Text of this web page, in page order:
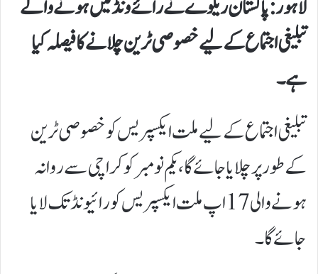
لاہور:پاکستان ریلوے نے رائے ونڈ میں ہونے والے
تبلیغی اجتماع کے لیے خصوصی ٹرین چلانے کا فیصلہ کیا
ہے۔
تبلیغی اجتماع کے لیے ملت ایکسپریس کو خصوصی ٹرین
کے طور پر چلایا جائے گا، یکم نومبر کو کراچی سے روانہ
ہونے والی 17 اپ ملت ایکسپریس کو رائیونڈ تک لایا
جائے گا۔